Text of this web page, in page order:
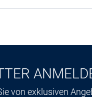
von exklusiven